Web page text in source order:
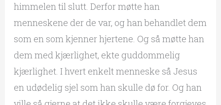
himmelen til slutt. Derfor møtte han
menneskene der de var, og han behandlet dem
som en som kjenner hjertene. Og så møtte han
dem med kjærlighet, ekte guddommelig
kjærlighet. I hvert enkelt menneske så Jesus
en udødelig sjel som han skulle dø for. Og han